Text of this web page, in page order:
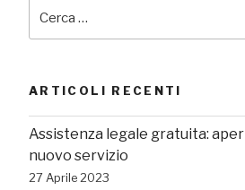
ARTICOLI RECENTI
Assistenza legale gratuita:
nuovo servizio
27 Aprile 2023